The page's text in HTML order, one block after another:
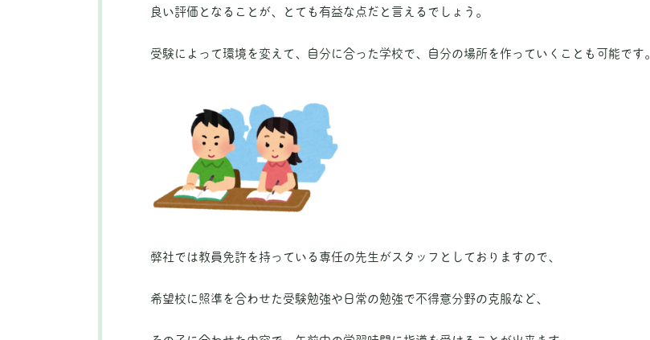
良い評価となることが、とても有益な点だと言えるでしょう。
受験によって環境を変えて、自分に合った学校で、自分の場所を作っていくことも可能です。
弊社では教員免許を持っている専任の先生がスタッフとしておりますので、
希望校に照準を合わせた受験勉強や日常の勉強で不得意分野の克服など、